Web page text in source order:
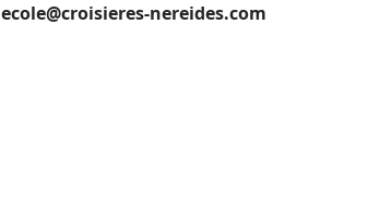
ecole@croisieres-nereides.com